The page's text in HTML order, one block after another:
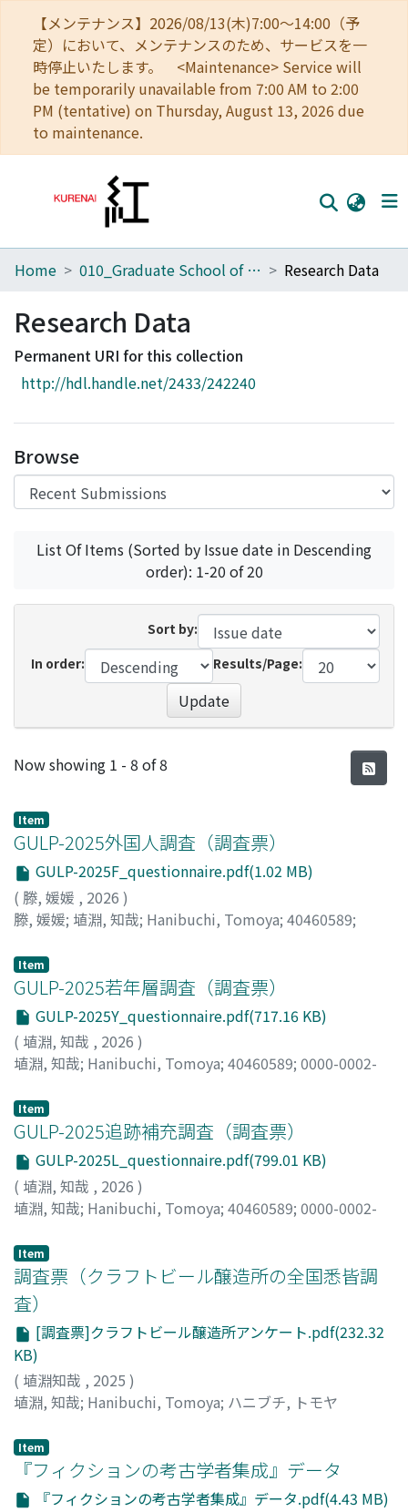
【メンテナンス】2026/08/13(木)7:00～14:00（予
定）において、メンテナンスのため、サービスを一
時停止いたします。 <Maintenance> Service will
be temporarily unavailable from 7:00 AM to 2:00
PM (tentative) on Thursday, August 13, 2026 due
to maintenance.
Home
Communities
Browse
Download Ranking
Access Statistics
Library Network
Home 010_Graduate School of Letters Research Data
Research Data
Permanent URI for this collection
http://hdl.handle.net/2433/242240
Browse
List Of Items (Sorted by Issue date in Descending
order): 1-20 of 20
Sort by:
In order:
Results/Page:
Update
Recent Submissions
Now showing 1 - 8 of 8
Item
GULP-2025外国人調査（調査票）
GULP-2025F_questionnaire.pdf(1.02 MB)
( 滕, 媛媛 , 2026 )
滕, 媛媛; 埴淵, 知哉; Hanibuchi, Tomoya; 40460589;
Item
GULP-2025若年層調査（調査票）
GULP-2025Y_questionnaire.pdf(717.16 KB)
( 埴淵, 知哉 , 2026 )
埴淵, 知哉; Hanibuchi, Tomoya; 40460589; 0000-0002-
Item
GULP-2025追跡補充調査（調査票）
GULP-2025L_questionnaire.pdf(799.01 KB)
( 埴淵, 知哉 , 2026 )
埴淵, 知哉; Hanibuchi, Tomoya; 40460589; 0000-0002-
Item
調査票（クラフトビール醸造所の全国悉皆調
査）
[調査票]クラフトビール醸造所アンケート.pdf(232.32
KB)
( 埴淵知哉 , 2025 )
埴淵, 知哉; Hanibuchi, Tomoya; ハニブチ, トモヤ
Item
『フィクションの考古学者集成』データ
『フィクションの考古学者集成』データ.pdf(4.43 MB)